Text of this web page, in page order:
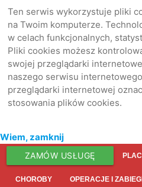
Ten serwis wykorzystuje pliki
na Twoim komputerze.
w celach funkcjonalnych,
Pliki cookies możesz
swojej przeglądarki
naszego serwisu
przeglądarki internetowej
stosowania plików cookies.
Wiem, zamknij
ZAMÓW USŁUGĘ
CHOROBY OPERACJE I